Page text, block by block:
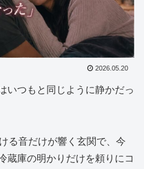
2026.05.20
いつもと同じように静かだっ
る音だけが響く玄関で、今
蔵庫の明かりだけを頼りにコ